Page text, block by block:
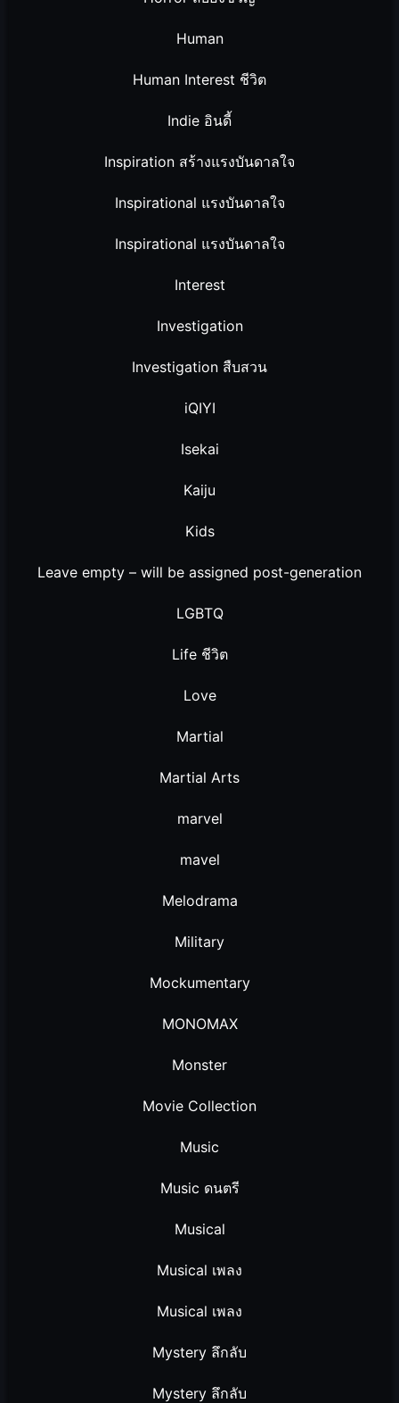
Human
Human Interest ชีวิต
Indie อินดี้
Inspiration สร้างแรงบันดาลใจ
Inspirational แรงบันดาลใจ
Inspirational แรงบันดาลใจ
Interest
Investigation
Investigation สืบสวน
iQIYI
Isekai
Kaiju
Kids
Leave empty – will be assigned post-generation
LGBTQ
Life ชีวิต
Love
Martial
Martial Arts
marvel
mavel
Melodrama
Military
Mockumentary
MONOMAX
Monster
Movie Collection
Music
Music ดนตรี
Musical
Musical เพลง
Musical เพลง
Mystery ลึกลับ
Mystery ลึกลับ